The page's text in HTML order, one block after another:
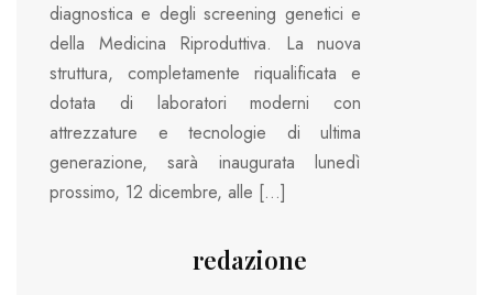
diagnostica e degli screening genetici e
della Medicina Riproduttiva. La nuova
struttura, completamente riqualificata e
dotata di laboratori moderni con
attrezzature e tecnologie di ultima
generazione, sarà inaugurata lunedì
prossimo, 12 dicembre, alle […]
redazione